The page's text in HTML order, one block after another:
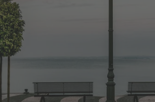
Vom 19.06.2026 bis zum 28.05.2027